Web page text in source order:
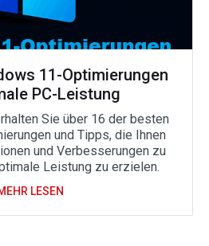
11-Optimierungen
PC-Leistung
Sie über 16 der besten
und Tipps, die Ihnen
und Verbesserungen zu
Leistung zu erzielen.
LESEN